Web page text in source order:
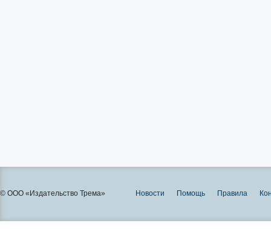
© ООО «Издательство Трема» Новости Помощь Правила